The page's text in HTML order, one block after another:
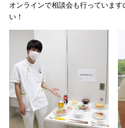
オンラインで相談会も行っていま
い！